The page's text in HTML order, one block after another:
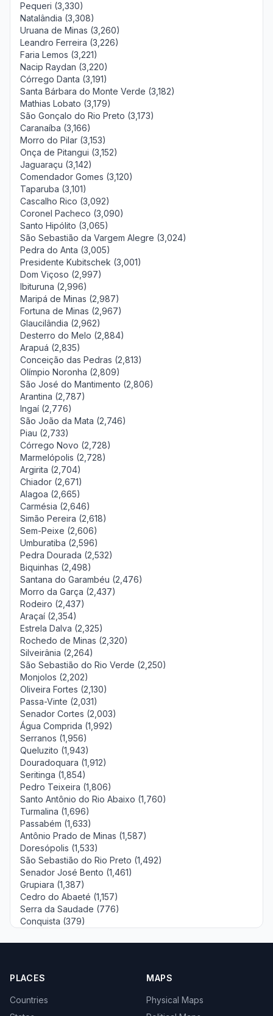
Pequeri (3,330)
Natalândia (3,308)
Uruana de Minas (3,260)
Leandro Ferreira (3,226)
Faria Lemos (3,221)
Nacip Raydan (3,220)
Córrego Danta (3,191)
Santa Bárbara do Monte Verde (3,182)
Mathias Lobato (3,179)
São Gonçalo do Rio Preto (3,173)
Caranaíba (3,166)
Morro do Pilar (3,153)
Onça de Pitangui (3,152)
Jaguaraçu (3,142)
Comendador Gomes (3,120)
Taparuba (3,101)
Cascalho Rico (3,092)
Coronel Pacheco (3,090)
Santo Hipólito (3,065)
São Sebastião da Vargem Alegre (3,024)
Pedra do Anta (3,005)
Presidente Kubitschek (3,001)
Dom Viçoso (2,997)
Ibituruna (2,996)
Maripá de Minas (2,987)
Fortuna de Minas (2,967)
Glaucilândia (2,962)
Desterro do Melo (2,884)
Arapuá (2,835)
Conceição das Pedras (2,813)
Olímpio Noronha (2,809)
São José do Mantimento (2,806)
Arantina (2,787)
Ingaí (2,776)
São João da Mata (2,746)
Piau (2,733)
Córrego Novo (2,728)
Marmelópolis (2,728)
Argirita (2,704)
Chiador (2,671)
Alagoa (2,665)
Carmésia (2,646)
Simão Pereira (2,618)
Sem-Peixe (2,606)
Umburatiba (2,596)
Pedra Dourada (2,532)
Biquinhas (2,498)
Santana do Garambéu (2,476)
Morro da Garça (2,437)
Rodeiro (2,437)
Araçaí (2,354)
Estrela Dalva (2,325)
Rochedo de Minas (2,320)
Silveirânia (2,264)
São Sebastião do Rio Verde (2,250)
Monjolos (2,202)
Oliveira Fortes (2,130)
Passa-Vinte (2,031)
Senador Cortes (2,003)
Água Comprida (1,992)
Serranos (1,956)
Queluzito (1,943)
Douradoquara (1,912)
Seritinga (1,854)
Pedro Teixeira (1,806)
Santo Antônio do Rio Abaixo (1,760)
Turmalina (1,696)
Passabém (1,633)
Antônio Prado de Minas (1,587)
Doresópolis (1,533)
São Sebastião do Rio Preto (1,492)
Senador José Bento (1,461)
Grupiara (1,387)
Cedro do Abaeté (1,157)
Serra da Saudade (776)
Conquista (379)
PLACES
Countries
MAPS
Physical Maps